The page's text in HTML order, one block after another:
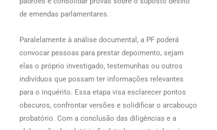
de emendas parlamentares.
Paralelamente à análise documental, a PF poderá
convocar pessoas para prestar depoimento, sejam
elas o próprio investigado, testemunhas ou outros
indivíduos que possam ter informações relevantes
para o inquérito. Essa etapa visa esclarecer pontos
obscuros, confrontar versões e solidificar o arcabouço
probatório. Com a conclusão das diligências e a